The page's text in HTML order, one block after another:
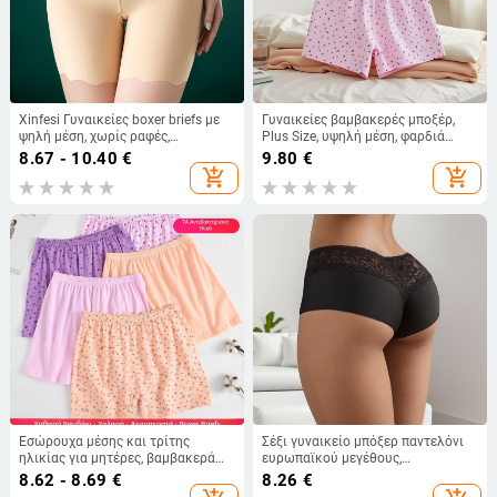
Xinfesi Γυναικείες boxer briefs με
ψηλή μέση, χωρίς ραφές,
καλοκαιρινές Ice Silk, μεγάλο
μέγεθος
8.67 - 10.40 €
add_shopping_cart
Γυναικείες βαμβακερές μποξέρ,
Plus Size, υψηλή μέση, φαρδιά
γραμμή, στεγνώνουν γρήγορα
9.80 €
add_shopping_cart
Εσώρουχα μέσης και τρίτης
ηλικίας για μητέρες, βαμβακερά
εσώρουχα με ψηλή μέση, χαλαρά
μποξεράκια για μητέρες,
8.62 - 8.69 €
Σέξι γυναικείο μπόξερ παντελόνι
ευρωπαϊκού μεγέθους,
αναπνεύσιμο, άνετο, φιλικό προς
το δέρμα, χωρίς ραφές, γυναικείο
8.26 €